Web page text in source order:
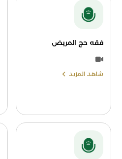
فقه حج المريض
شاهد المزيد